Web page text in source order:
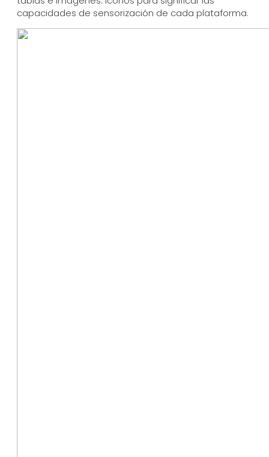
capacidades de sensorización de cada plataforma.